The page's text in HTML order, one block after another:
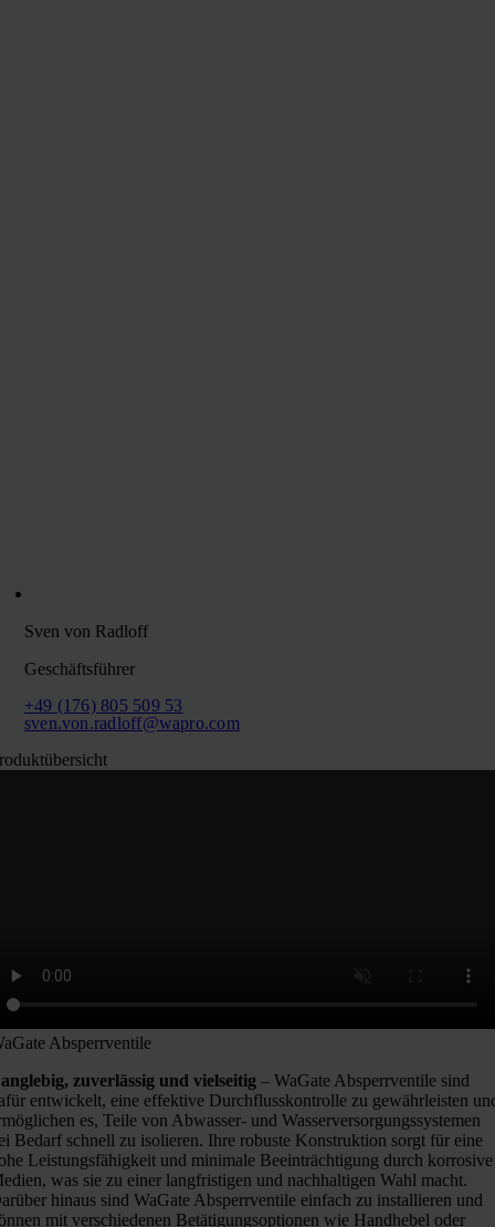
Sven von Radloff
Geschäftsführer
+49 (176) 805 509 53
sven.von.radloff@wapro.com
Absperrventile
zuverlässig und vielseitig – WaGate Absperrventile sind
entwickelt, eine effektive Durchflusskontrolle zu gewährleisten
es, Teile von Abwasser- und Wasserversorgungssystemen
Bedarf schnell zu isolieren. Ihre robuste Konstruktion sorgt für eine
Leistungsfähigkeit und minimale Beeinträchtigung durch korrosive
was sie zu einer langfristigen und nachhaltigen Wahl macht.
hinaus sind WaGate Absperrventile einfach zu installieren und
mit verschiedenen Betätigungsoptionen wie Handhebel oder